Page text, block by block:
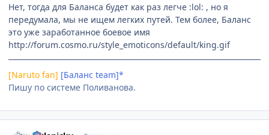
Нет, тогда для Баланса будет как раз легче :lol: , но я
передумала, мы не ищем легких путей. Тем более, Баланс
это уже заработанное боевое имя
http://forum.cosmo.ru/style_emoticons/default/king.gif
[Naruto fan] [Баланс team]*
Пишу по системе Поливанова.